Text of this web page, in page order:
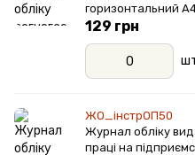
горизонтальний
129 грн
ЖО_інстрОП50
Журнал обліку
праці на